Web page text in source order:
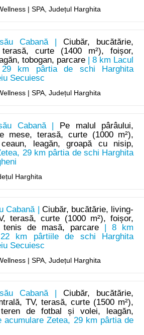
| SPA, Județul Harghita
Cabană |Ciubăr, bucătărie,
terasă, curte (1400 m²), foișor,
tobogan, parcare | 8 km Lacul
29 km pârtia de schi Harghita
Secuiesc
| SPA, Județul Harghita
Cabană |
Pe malul pârâului,
mese, terasă, curte (1000 m²),
leagăn, groapă cu nisip,
29 km pârtia de schi Harghita
Harghita
Cabană | Ciubăr, bucătărie, living-
terasă, curte (1000 m²), foișor,
tenis de masă, parcare | 8 km
km pârtiile de schi Harghita
Secuiesc
| SPA, Județul Harghita
Cabană |Ciubăr, bucătărie,
TV, terasă, curte (1500 m²),
de fotbal și volei, leagăn,
Zetea, 29 km pârtia de